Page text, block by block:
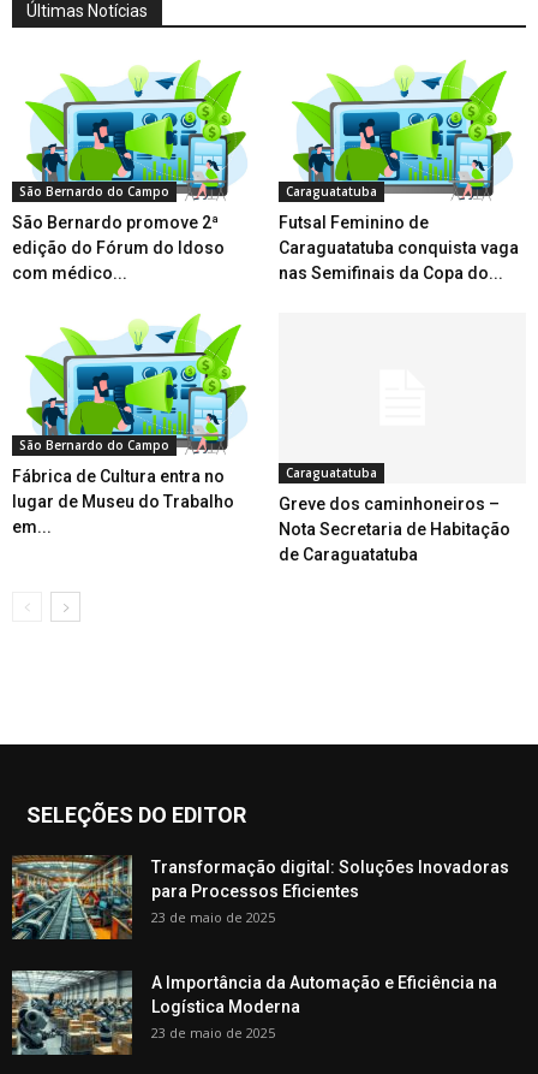
Últimas Notícias
São Bernardo do Campo
São Bernardo promove 2ª
edição do Fórum do Idoso
com médico...
Caraguatatuba
Futsal Feminino de
Caraguatatuba conquista vaga
nas Semifinais da Copa do...
São Bernardo do Campo
Fábrica de Cultura entra no
lugar de Museu do Trabalho
em...
Caraguatatuba
Greve dos caminhoneiros –
Nota Secretaria de Habitação
de Caraguatatuba
SELEÇÕES DO EDITOR
Transformação digital: Soluções Inovadoras
para Processos Eficientes
23 de maio de 2025
A Importância da Automação e Eficiência na
Logística Moderna
23 de maio de 2025